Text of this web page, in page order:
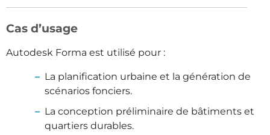
Cas d’usage
Autodesk Forma est utilisé pour :
La planification urbaine et la génération de
scénarios fonciers.
La conception préliminaire de bâtiments et
quartiers durables.